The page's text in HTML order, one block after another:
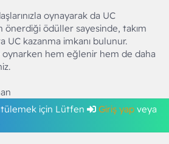
oynayarak da UC
önerdiği ödüller sayesinde, takım
UC kazanma imkanı bulunur.
oynarken hem eğlenir hem de daha
için Lütfen
Giriş yap veya